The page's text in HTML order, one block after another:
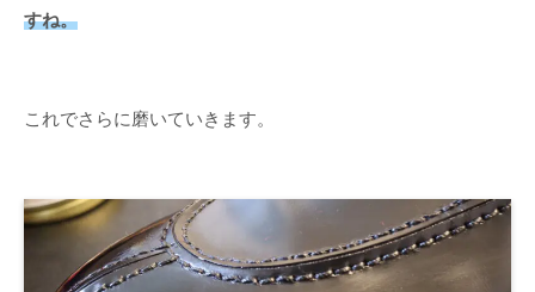
すね。
これでさらに磨いていきます。